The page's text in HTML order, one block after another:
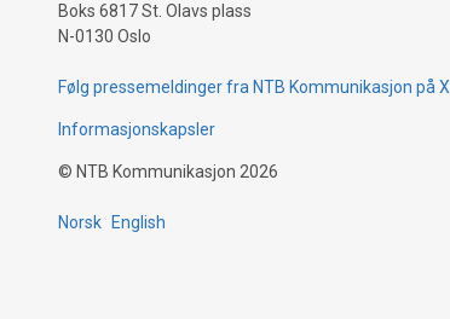
Boks 6817 St. Olavs plass
N-0130 Oslo
Følg pressemeldinger fra NTB Kommunikasjon på X
Informasjonskapsler
© NTB Kommunikasjon 2026
Norsk English